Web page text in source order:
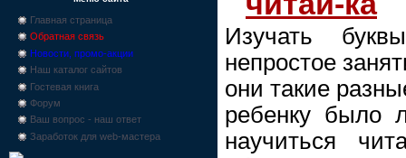
Главная страница
Обратная связь
Новости, промо-акции
Наш каталог сайтов
Гостевая книга
Форум
Ваш вопрос - наш ответ
Заработок для web-мастера
Изучать
непростое
они такие
ребенку было
научиться